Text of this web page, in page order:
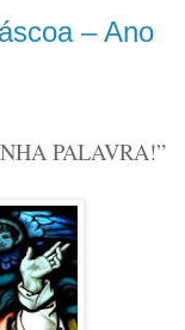
– Ano
PALAVRA!”